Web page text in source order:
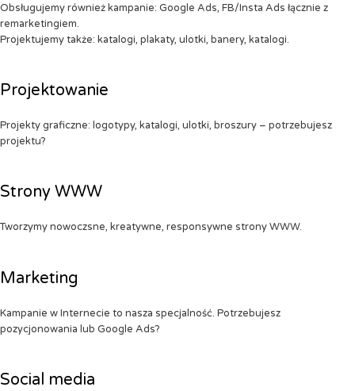
Obsługujemy również kampanie: Google Ads, FB/Insta Ads łącznie z
remarketingiem.
Projektujemy także: katalogi, plakaty, ulotki, banery, katalogi.
Projektowanie
Projekty graficzne: logotypy, katalogi, ulotki, broszury – potrzebujesz
projektu?
Strony WWW
Tworzymy nowoczsne, kreatywne, responsywne strony WWW.
Marketing
Kampanie w Internecie to nasza specjalność. Potrzebujesz
pozycjonowania lub Google Ads?
Social media